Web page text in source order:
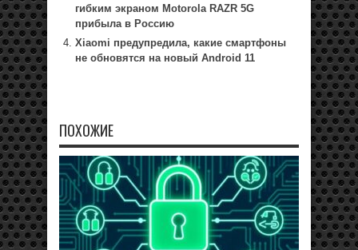
гибким экраном Motorola RAZR 5G
прибыла в Россию
Xiaomi предупредила, какие смартфоны
не обновятся на новый Android 11
ПОХОЖИЕ